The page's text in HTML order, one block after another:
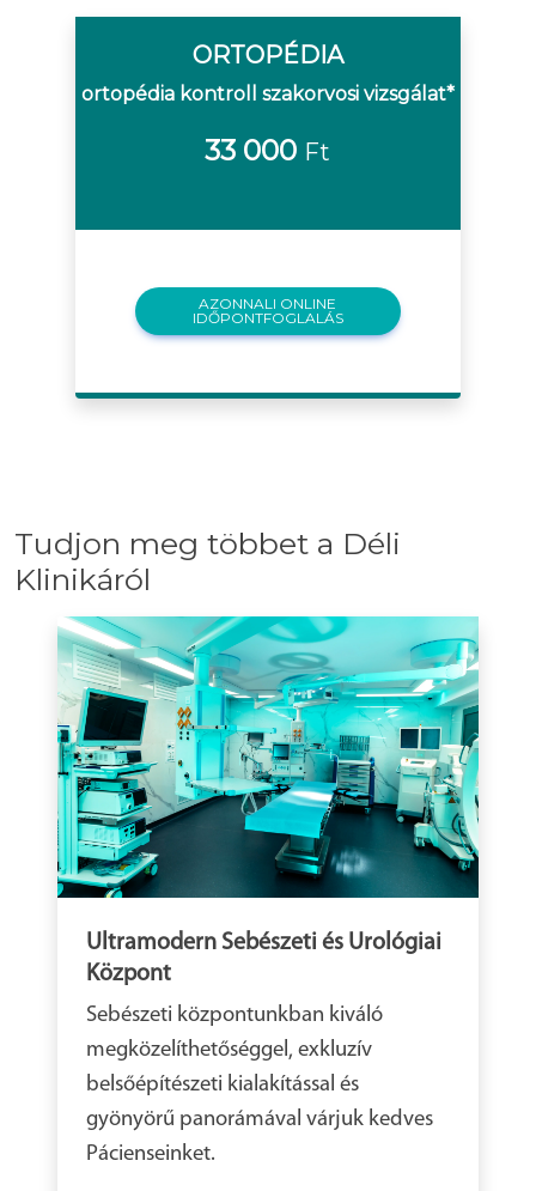
ORTOPÉDIA
ortopédia kontroll szakorvosi vizsgálat*
33 000 Ft
AZONNALI ONLINE
IDŐPONTFOGLALÁS
Tudjon meg többet a Déli
Klinikáról
Ultramodern Sebészeti és Urológiai
Központ
Sebészeti központunkban kiváló
megközelíthetőséggel, exkluzív
belsőépítészeti kialakítással és
gyönyörű panorámával várjuk kedves
Pácienseinket.